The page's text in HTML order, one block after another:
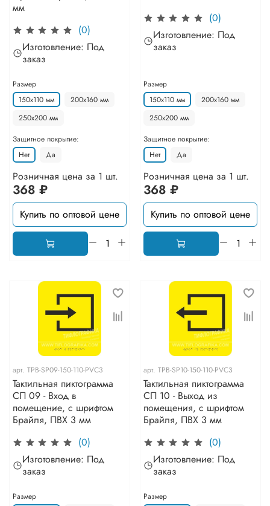
мм
(0)
Изготовление: Под
заказ
Размер
150х110 мм
200х160 мм
250х200 мм
Защитное покрытие:
Нет
Да
Розничная цена за 1 шт.
368 ₽
Купить по оптовой цене
(0)
Изготовление: Под
заказ
Размер
150х110 мм
200х160 мм
250х200 мм
Защитное покрытие:
Нет
Да
Розничная цена за 1 шт.
368 ₽
Купить по оптовой цене
арт. TPB-SP09-150-110-PVC3
Тактильная пиктограмма
СП 09 - Вход в
помещение, с шрифтом
Брайля, ПВХ 3 мм
(0)
Изготовление: Под
заказ
Размер
арт. TPB-SP10-150-110-PVC3
Тактильная пиктограмма
СП 10 - Выход из
помещения, с шрифтом
Брайля, ПВХ 3 мм
(0)
Изготовление: Под
заказ
Размер